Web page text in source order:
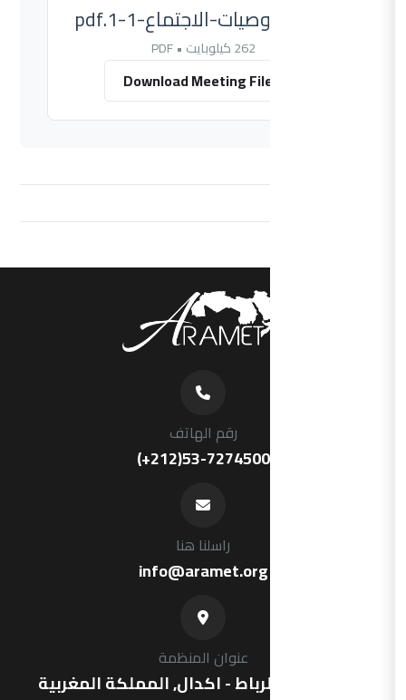
تقرير-وتوصيات-الاجتماع-1-1.pdf
262 كيلوبايت • PDF
Download Meeting File
رقم الهاتف
(+212)53-7274500
راسلنا هنا
info@aramet.org
عنوان المنظمة
شارع فرنسا ,الرباط - اكدال, المملكة المغربية